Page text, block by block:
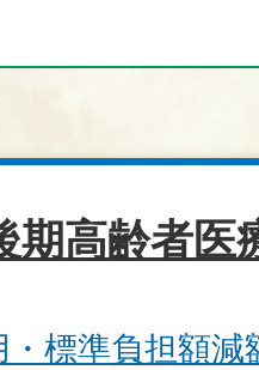
期高齢者医
・標準負担額